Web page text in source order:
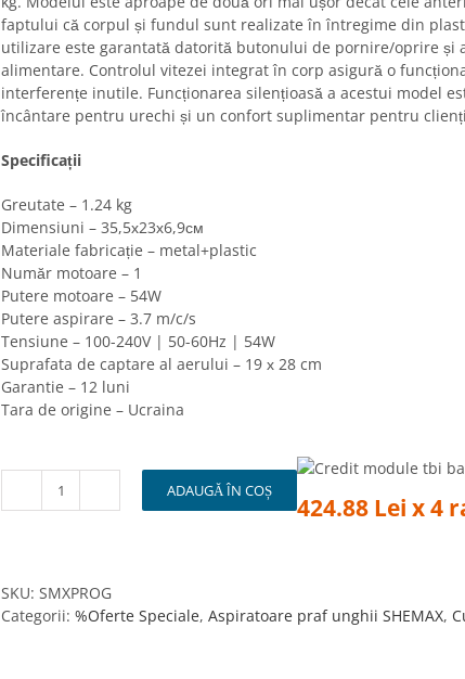
faptului că corpul și fundul sunt realizate în întregime din
utilizare este garantată datorită butonului de pornire/oprire și
alimentare. Controlul vitezei integrat în corp asigură o
interferențe inutile. Funcționarea silențioasă a acestui model
încântare pentru urechi și un confort suplimentar pentru
Specificații
Greutate – 1.24 kg
Dimensiuni – 35,5х23х6,9см
Materiale fabricație – metal+plastic
Număr motoare – 1
Putere motoare – 54W
Putere aspirare – 3.7 m/c/s
Tensiune – 100-240V | 50-60Hz | 54W
Suprafata de captare al aerului – 19 х 28 cm
Garantie – 12 luni
Tara de origine – Ucraina
Cantitate
SHEMAX
STYLE
ADAUGĂ ÎN COȘ
424.88 Lei x 4
SKU: SMXPROG
Categorii: %Oferte Speciale, Aspiratoare praf unghii SHEMAX,